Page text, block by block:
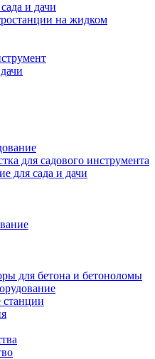
и дачи
на жидком
для садового инструмента
для сада и дачи
для бетона и бетоноломы